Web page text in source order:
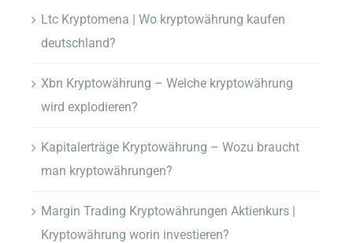
Ltc Kryptomena | Wo kryptowährung kaufen
deutschland?
Xbn Kryptowährung – Welche kryptowährung
wird explodieren?
Kapitalerträge Kryptowährung – Wozu braucht
man kryptowährungen?
Margin Trading Kryptowährungen Aktienkurs |
Kryptowährung worin investieren?